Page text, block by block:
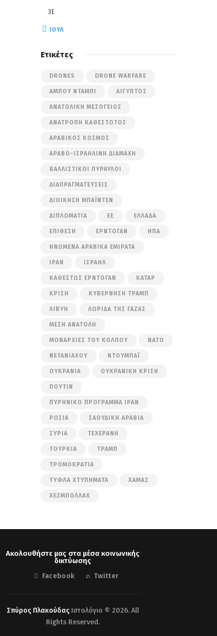
31
« ΙΟΎΛ
Ετικέτες
DRONES DRONE WARFARE
ΆΜΠΟΥ ΝΤΆΜΠΙ ΑΊΓΥΠΤΟΣ
ΑΝΑΤΟΛΙΚΉ ΜΕΣΌΓΕΙΟΣ
ΑΝΑΤΡΟΠΉ ΚΑΘΕΣΤΏΤΟΣ
ΑΡΑΒΙΚΌΣ ΚΌΣΜΟΣ
ΑΡΑΒΟ-ΙΣΡΑΗΛΙΝΉ ΔΙΑΜΆΧΗ
ΒΑΛΛΙΣΤΙΚΟΊ ΠΎΡΑΥΛΟΙ
ΔΙΑΠΡΑΓΜΑΤΕΎΣΕΙΣ
ΔΙΟΊΚΗΣΗ ΜΠΆΙΝΤΕΝ
ΔΙΠΛΩΜΑΤΊΑ ΕΕ ΕΛΛΆΔΑ
ΕΠΊΘΕΣΗ ΕΡΝΤΟΓΆΝ ΗΠΑ
ΗΝΩΜΈΝΑ ΑΡΑΒΙΚΆ ΕΜΙΡΆΤΑ
ΙΡΆΝ ΙΣΡΑΉΛ
ΚΑΘΕΣΤΏΣ ΕΡΝΤΟΓΆΝ ΚΑΤΆΡ
ΚΡΊΣΗ ΚΥΒΈΡΝΗΣΗ ΤΡΑΜΠ
ΛΙΒΎΗ ΛΩΡΊΔΑ ΤΗΣ ΓΆΖΑΣ
ΜΈΣΗ ΑΝΑΤΟΛΉ
ΜΟΝΑΡΧΊΕΣ ΤΟΥ ΚΌΛΠΟΥ ΝΑΤΟ
ΝΕΤΑΝΙΆΧΟΥ ΝΤΟΥΜΠΆΙ
ΟΥΚΡΑΝΊΑ ΟΥΚΡΑΝΙΚΉ ΚΡΊΣΗ
ΠΟΎΤΙΝ
ΠΥΡΗΝΙΚΌ ΠΡΌΓΡΑΜΜΑ ΙΡΆΝ
ΡΩΣΊΑ ΣΑΟΥΔΙΚΉ ΑΡΑΒΊΑ
ΣΥΡΊΑ ΤΕΧΕΡΆΝΗ
ΤΟΥΡΚΊΑ ΤΡΑΜΠ
ΤΡΟΜΟΚΡΑΤΊΑ
ΤΥΦΛΆ ΧΤΥΠΉΜΑΤΑ ΧΑΜΆΣ
ΧΕΖΜΠΟΛΛΆΧ
Ακολουθήστε μας στα μέσα κοινωνικής
δικτύωσης
Facebook Twitter
Σπύρος ΠλακούδαςΙστολόγιο © 2026. All
Rights Reserved.